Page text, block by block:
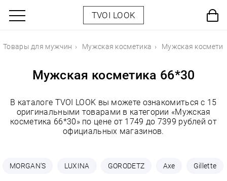
TVOI LOOK
Товары для мужчин Мужская косметика Мужская
Мужская косметика 66*30
В каталоге TVOI LOOK вы можете ознакомиться с 15
оригинальными товарами в категории «Мужская
косметика 66*30» по цене от 1749 до 7399 рублей от
официальных магазинов.
MORGAN'S LUXINA GORODETZ Axe Gillette